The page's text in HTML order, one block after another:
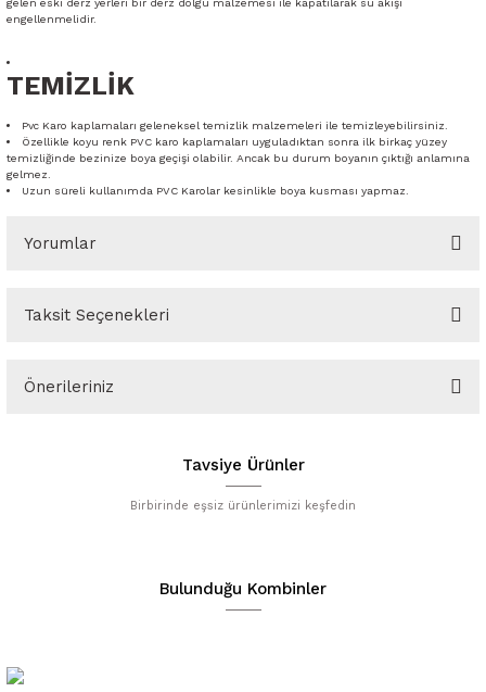
gelen eski derz yerleri bir derz dolgu malzemesi ile kapatılarak su akışı
engellenmelidir.
TEMİZLİK
Pvc Karo kaplamaları geleneksel temizlik malzemeleri ile temizleyebilirsiniz.
Özellikle koyu renk PVC karo kaplamaları uyguladıktan sonra ilk birkaç yüzey
temizliğinde bezinize boya geçişi olabilir. Ancak bu durum boyanın çıktığı anlamına
gelmez.
Uzun süreli kullanımda PVC Karolar kesinlikle boya kusması yapmaz.
Yorumlar
Taksit Seçenekleri
Önerileriniz
konularda yetersiz gördüğünüz noktaları öneri formunu kullanarak
Görüş ve önerileriniz için teşekkür ederiz.
Ürün açıklamasında eksik bilgiler bulunuyor.
Ürün bilgilerinde hatalar bulunuyor.
Tavsiye Ürünler
Birbirinde eşsiz ürünlerimizi keşfedin
Bulunduğu Kombinler